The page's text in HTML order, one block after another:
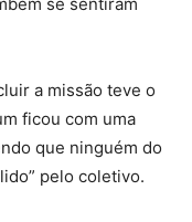
a missão teve o
ficou com uma
que ninguém do
pelo coletivo.